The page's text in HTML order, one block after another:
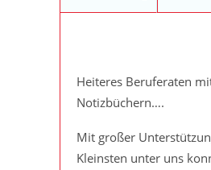
Heiteres Beruferaten
Notizbüchern….
Mit großer
Kleinsten unter uns